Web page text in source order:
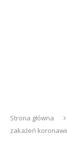
Strona główna
zakażeń